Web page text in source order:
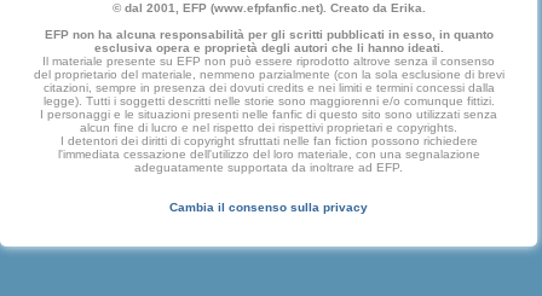
© dal 2001, EFP (www.efpfanfic.net). Creato da Erika.
EFP non ha alcuna responsabilità per gli scritti pubblicati in esso, in quanto
esclusiva opera e proprietà degli autori che li hanno ideati.
Il materiale presente su EFP non può essere riprodotto altrove senza il consenso
del proprietario del materiale, nemmeno parzialmente (con la sola esclusione di brevi
citazioni, sempre in presenza dei dovuti credits e nei limiti e termini concessi dalla
legge). Tutti i soggetti descritti nelle storie sono maggiorenni e/o comunque fittizi.
I personaggi e le situazioni presenti nelle fanfic di questo sito sono utilizzati senza
alcun fine di lucro e nel rispetto dei rispettivi proprietari e copyrights.
I detentori dei diritti di copyright sfruttati nelle fan fiction possono richiedere
l'immediata cessazione dell'utilizzo del loro materiale, con una segnalazione
adeguatamente supportata da inoltrare ad EFP.
Cambia il consenso sulla privacy